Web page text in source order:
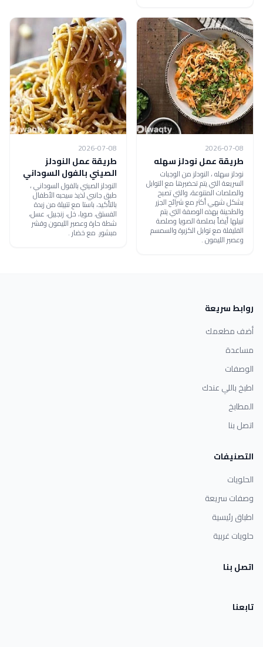
2026-07-08
طريقة عمل نودلز سهله
نودلز سهله ، النودلز من الوجبات
السريعة التي يتم تحضيرها مع التوابل
والصلصات المتنوعة، والتي تصبح
بشكل شهي أكثر مع شرائح الجزر
والطحينة بهذه الوصفة التي يتم
تبيلها أيضاً بصلصة الصويا وصلصة
الفليفلة مع توابل الكزبرة والسمسم
وعصير الليمون .
2026-07-08
طريقة عمل النودلز
الصيني بالفول السوداني
النودلز الصيني بالفول السوداني ،
طبق جانبي لذيذ سيحبه الأطفال
بالتأكيد، باستا مع تتبيلة من زبدة
الفستق، صويا، خل، زنجبيل، عسل،
شطة حارة وعصير الليمون وقشر
مبشور. مع خضار .
روابط سريعة
أضف مطعمك
مساعدة
الوصفات
اطبخ باللي عندك
المطابخ
اتصل بنا
التصنيفات
الحلويات
وصفات سريعة
اطباق رئيسية
حلويات غربية
اتصل بنا
تابعنا